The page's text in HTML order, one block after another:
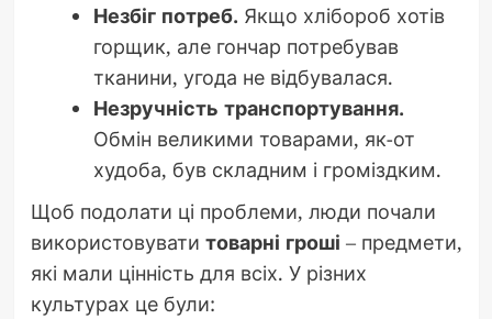
Незбіг потреб. Якщо хлібороб хотів
горщик, але гончар потребував
тканини, угода не відбувалася.
Незручність транспортування.
Обмін великими товарами, як-от
худоба, був складним і громіздким.
Щоб подолати ці проблеми, люди почали
використовувати товарні гроші – предмети,
які мали цінність для всіх. У різних
культурах це були: